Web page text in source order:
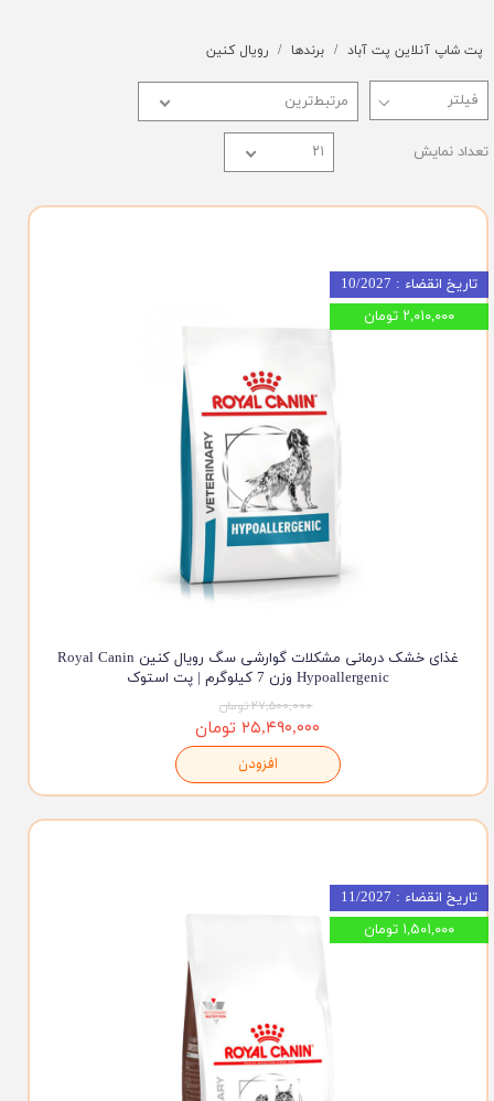
پت شاپ آنلاین پت آباد برندها رویال کنین
مرتبط‌ترین
تعداد نمایش ۲۱
غذای خشک درمانی مشکلات گوارشی سگ رویال کنین Royal Canin
Hypoallergenic وزن 7 کیلوگرم | پت استوک
۲۷,۵۰۰,۰۰۰ تومان
۲۵,۴۹۰,۰۰۰ تومان
افزودن
تاریخ انقضاء : 10/2027
۲,۰۱۰,۰۰۰ تومان
تاریخ انقضاء : 11/2027
۱,۵۰۱,۰۰۰ تومان